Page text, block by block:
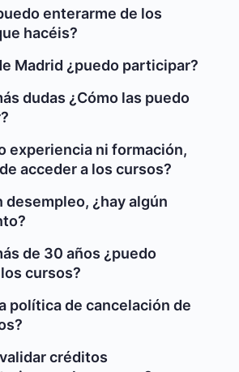
enterarme de los
hacéis?
Madrid ¿puedo participar?
dudas ¿Cómo las puedo
experiencia ni formación,
acceder a los cursos?
desempleo, ¿hay algún
de 30 años ¿puedo
cursos?
política de cancelación de
créditos